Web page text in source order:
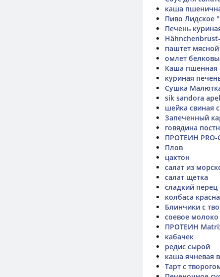
каша
Пиво Лидское
Печень
паштет
омлет
Каша пшенная
куриная
Сушка
sik sandora
шейка свиная
Запеченный
говядина
ПРОТЕИН PRO-
Плов
цахтон
салат из
салат щетка
сладкий
колбаса
Блинчики с
соевое
ПРОТЕИН
кабачек
редис сырой
каша ячневая
Тарт с